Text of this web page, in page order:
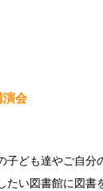
演会
子ども達やご自分
たい図書館に図書